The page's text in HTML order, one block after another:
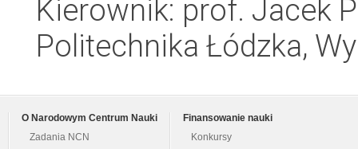
Kierownik: prof. Jacek
Politechnika Łódzka,
O Narodowym Centrum Nauki
Zadania NCN
Finansowanie nauki
Konkursy